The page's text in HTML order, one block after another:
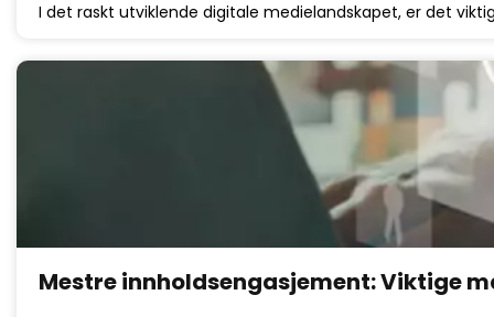
I det raskt utviklende digitale medielandskapet, er det
Mestre innholdsengasjement: Viktige